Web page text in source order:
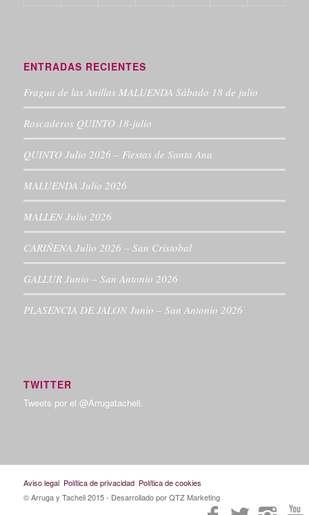
ENTRADAS RECIENTES
Fragua de las Anillas MALUENDA Sábado 18 de julio
Roscaderos QUINTO 18-julio
QUINTO Julio 2026 – Fiestas de Santa Ana
MALUENDA Julio 2026
MALLEN Julio 2026
CARIÑENA Julio 2026 – San Cristobal
GALLUR Junio – San Antonio 2026
PLASENCIA DE JALON Junio – San Antonio 2026
TWITTER
Tweets por el @Arrugatacheli.
Aviso legal Política de privacidad Política de cookies
© Arruga y Tacheli 2015- Desarrollado por QTZ Marketing